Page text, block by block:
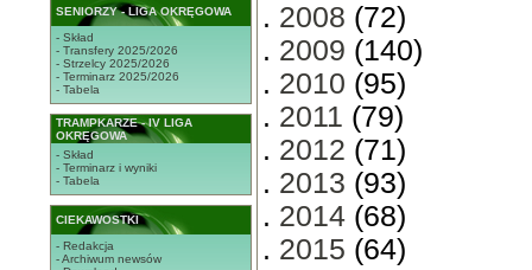
SENIORZY - LIGA OKRĘGOWA
- Skład
- Transfery 2025/2026
- Strzelcy 2025/2026
- Terminarz 2025/2026
- Tabela
TRAMPKARZE - IV LIGA
OKRĘGOWA
- Skład
- Terminarz i wyniki
- Tabela
CIEKAWOSTKI
- Redakcja
- Archiwum newsów
. 2008 (72)
. 2009 (140)
. 2010 (95)
. 2011 (79)
. 2012 (71)
. 2013 (93)
. 2014 (68)
. 2015 (64)